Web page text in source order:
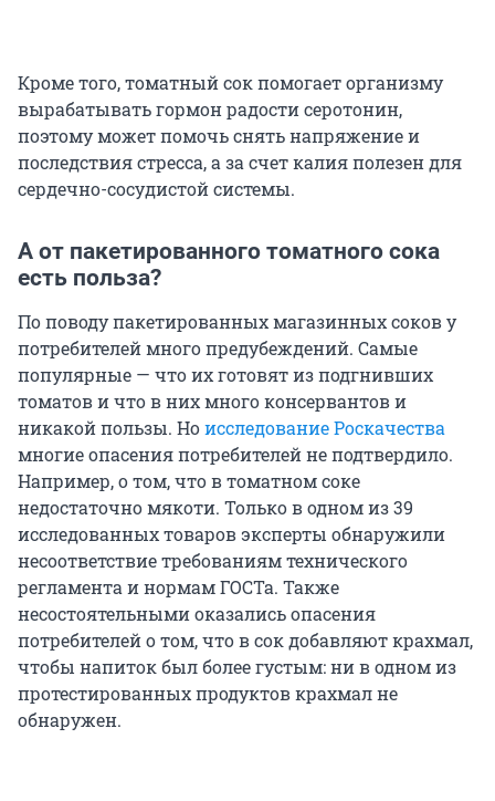
Кроме того, томатный сок помогает организму
вырабатывать гормон радости серотонин,
поэтому может помочь снять напряжение и
последствия стресса, а за счет калия полезен для
сердечно-сосудистой системы.
А от пакетированного томатного сока
есть польза?
По поводу пакетированных магазинных соков у
потребителей много предубеждений. Самые
популярные — что их готовят из подгнивших
томатов и что в них много консервантов и
никакой пользы. Ноисследование Роскачества
многие опасения потребителей не подтвердило.
Например, о том, что в томатном соке
недостаточно мякоти. Только в одном из 39
исследованных товаров эксперты обнаружили
несоответствие требованиям технического
регламента и нормам ГОСТа. Также
несостоятельными оказались опасения
потребителей о том, что в сок добавляют крахмал,
чтобы напиток был более густым: ни в одном из
протестированных продуктов крахмал не
обнаружен.